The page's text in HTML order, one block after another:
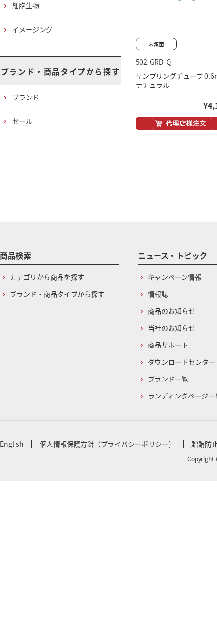
502-GRD-Q
サンプリングチューブ
ナチュラル
細胞生物
イメージング
ブランド・商品タイプから探す
ブランド
セール
商品検索
カテゴリから商品を探す
ブランド・商品タイプから探す
ニュース・トピック
キャンペーン情報
情報誌
商品のお知らせ
当社のお知らせ
商品サポート
ダウンロードセンター
ブランド一覧
ランディングページ一
English 個人情報保護方針（プライバシーポリシー） 贈賄防
Copyright